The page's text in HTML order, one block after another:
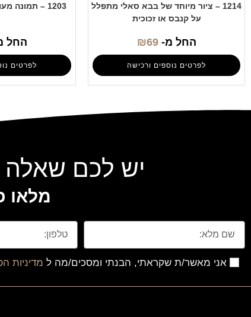
1214 – ציור מיוחד של בבא סאלי מתפלל
על קנבס או זכוכית
החל מ- ₪69
לפרטים נוספים ורכישה
1203 – תמונה מעוצבת של בבא סאלי
החל
לפרטים
יש לכם שאלה
מלאו
אני מאשר/ת שקראתי, הבנתי ומסכים/מה ל מדיניות